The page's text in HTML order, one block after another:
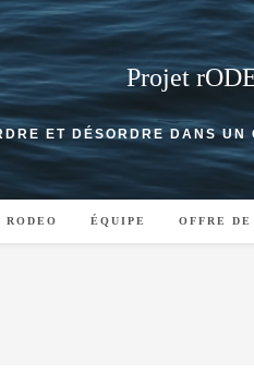
Projet
ET DÉSORDRE DANS UN
ÉQUIPE OFFRE DE